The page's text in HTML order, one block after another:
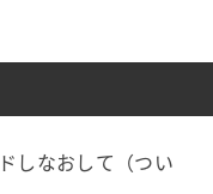
しなおして（つい